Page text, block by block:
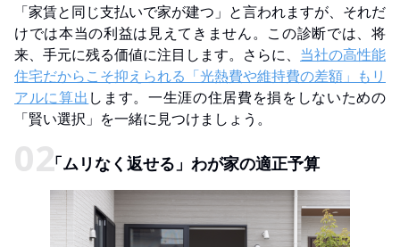
「家賃と同じ支払いで家が建つ」と言われますが、それだ
けでは本当の利益は見えてきません。この診断では、将
来、手元に残る価値に注目します。さらに、 当社の高性能
住宅だからこそ抑えられる「光熱費や維持費の差額」もリ
アルに算出 します。一生涯の住居費を損をしないための
「賢い選択」を一緒に見つけましょう。
「ムリなく返せる」わが家の適正予算